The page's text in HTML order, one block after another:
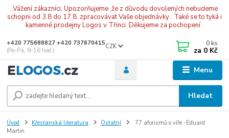
.Vážení zákazníci, Upozorňujeme ,že z důvodu dovolených nebudeme
schopni od 3.8 do 17.8. zpracovávat Vaše objednávky . Také se to tyká i
kamenné prodejny Logos v Třinci. Děkujeme za pochopení .
Menu
CZK
Hledat
+420 775688827 +420 737670415
(Po-Pá, 9-16 hod.)
0 ks
za 0 Kč
Úvod Křesťanská literatura Ostatní
77 aforismů o víře -Eduard
Martin